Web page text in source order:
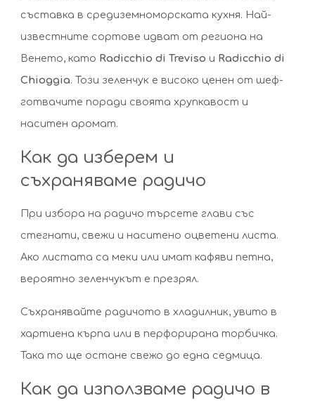
съставка в средиземноморската кухня. Най-
известните сортове идват от региона на
Венето, като Radicchio di Treviso и Radicchio di
Chioggia. Този зеленчук е високо ценен от шеф-
готвачите поради своята хрупкавост и
наситен аромат.
Как да изберем и
съхраняваме радичо
При избора на радичо търсете глави със
стегнати, свежи и наситено оцветени листа.
Ако листата са меки или имат кафяви петна,
вероятно зеленчукът е презрял.
Съхранявайте радичото в хладилник, увито в
хартиена кърпа или в перфорирана торбичка.
Така то ще остане свежо до една седмица.
Как да използваме радичо в